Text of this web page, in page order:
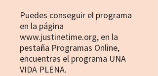
Puedes conseguir el programa
en la página
www.justinetime.org, en la
pestaña Programas Online,
encuentras el programa UNA
VIDA PLENA.